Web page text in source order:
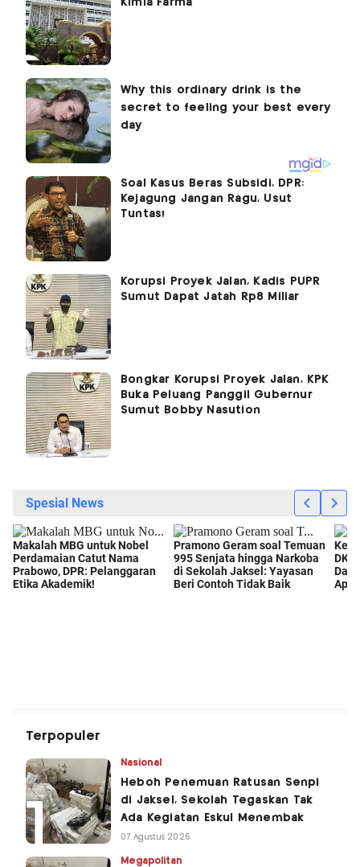
Kimia Farma
Soal Kasus Beras Subsidi, DPR:
Kejagung Jangan Ragu, Usut
Tuntas!
Korupsi Proyek Jalan, Kadis PUPR
Sumut Dapat Jatah Rp8 Miliar
Bongkar Korupsi Proyek Jalan, KPK
Buka Peluang Panggil Gubernur
Sumut Bobby Nasution
Terpopuler
Nasional
Heboh Penemuan Ratusan Senpi
di Jaksel, Sekolah Tegaskan Tak
Ada Kegiatan Eskul Menembak
07 Agustus 2026
Megapolitan